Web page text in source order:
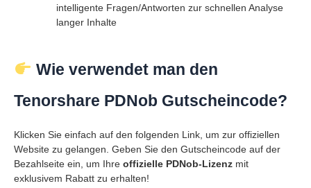
intelligente Fragen/Antworten zur schnellen Analyse
langer Inhalte
Wie verwendet man den
Tenorshare PDNob Gutscheincode?
Klicken Sie einfach auf den folgenden Link, um zur offiziellen
Website zu gelangen. Geben Sie den Gutscheincode auf der
Bezahlseite ein, um Ihre offizielle PDNob-Lizenz mit
exklusivem Rabatt zu erhalten!